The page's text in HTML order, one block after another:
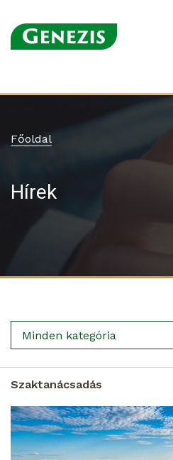
Főoldal
Hírek
Minden kategória
Szaktanácsadás